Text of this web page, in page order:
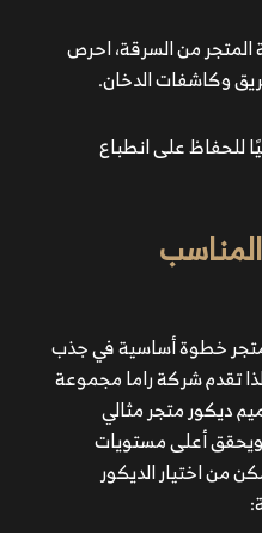
التجاري ويجذب الفئة
الديكورية بشكل يسهل
التجاري وتؤثر إيجابيًا
المنتجات وإضفاء جو
المتجر من السرقة، احرص
وكاشفات الدخان.
للحفاظ على انطباع
خطوة أساسية في جذب
تقدم شركة راما مجموعة
ديكور متجر مثالي
أعلى مستويات
من اختيار الديكور